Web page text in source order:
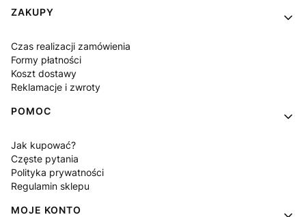
Linki w stopce
ZAKUPY
Czas realizacji zamówienia
Formy płatności
Koszt dostawy
Reklamacje i zwroty
POMOC
Jak kupować?
Częste pytania
Polityka prywatności
Regulamin sklepu
MOJE KONTO